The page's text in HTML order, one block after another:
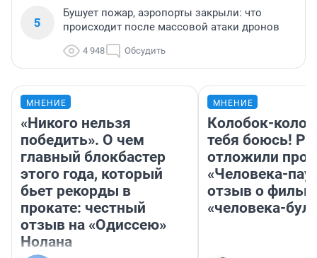
5
Бушует пожар, аэропорты закрыли: что
происходит после массовой атаки дронов
4 948 Обсудить
МНЕНИЕ
«Никого нельзя
победить». О чем
главный блокбастер
этого года, который
бьет рекорды в
прокате: честный
отзыв на «Одиссею»
Нолана
МНЕНИЕ
Колобок-
тебя боюсь!
отложили
«Человека-
отзыв о
«человека-